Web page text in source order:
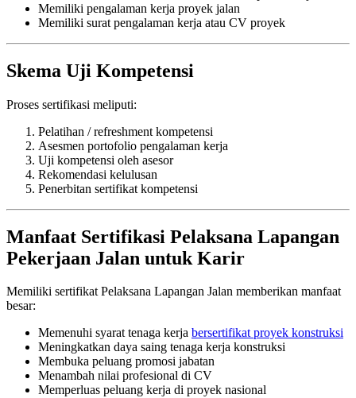
Memiliki pengalaman kerja proyek jalan
Memiliki surat pengalaman kerja atau CV proyek
Skema Uji Kompetensi
Proses sertifikasi meliputi:
Pelatihan / refreshment kompetensi
Asesmen portofolio pengalaman kerja
Uji kompetensi oleh asesor
Rekomendasi kelulusan
Penerbitan sertifikat kompetensi
Manfaat Sertifikasi Pelaksana Lapangan
Pekerjaan Jalan untuk Karir
Memiliki sertifikat Pelaksana Lapangan Jalan memberikan manfaat
besar:
Memenuhi syarat tenaga kerja bersertifikat proyek konstruksi
Meningkatkan daya saing tenaga kerja konstruksi
Membuka peluang promosi jabatan
Menambah nilai profesional di CV
Memperluas peluang kerja di proyek nasional